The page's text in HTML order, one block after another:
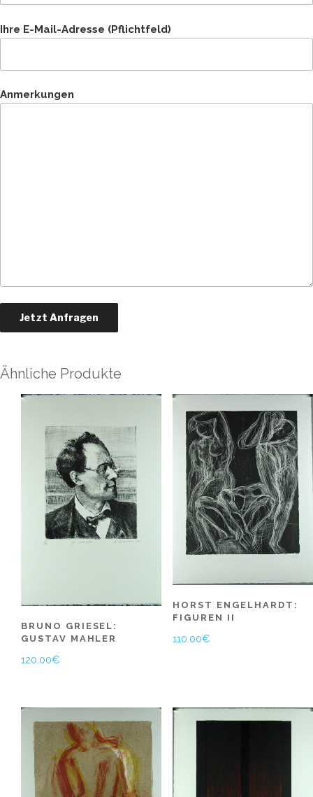
Ihre E-Mail-Adresse (Pflichtfeld)
Anmerkungen
Ähnliche Produkte
BRUNO GRIESEL:
GUSTAV MAHLER
120.00€
HORST ENGELHARDT:
FIGUREN II
110.00€